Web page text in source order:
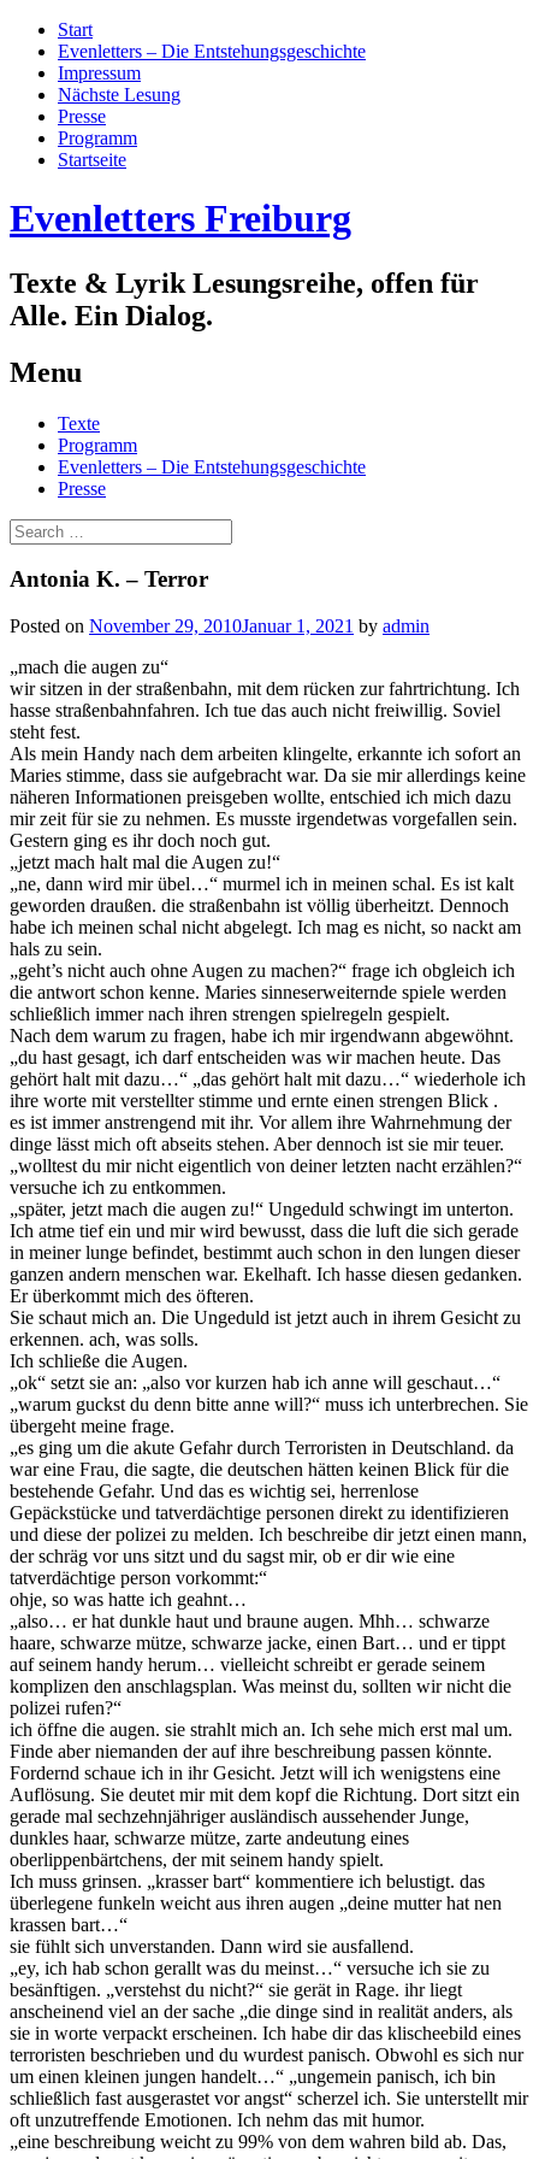
Start
Evenletters – Die Entstehungsgeschichte
Impressum
Nächste Lesung
Presse
Programm
Startseite
Evenletters Freiburg
Texte & Lyrik Lesungsreihe, offen für
Alle. Ein Dialog.
Menu
Skip
content
Texte
Programm
Evenletters – Die Entstehungsgeschichte
Presse
Search
for:
Antonia K. – Terror
Posted on November 29, 2010Januar 1, 2021 by admin
„mach die augen zu“
wir sitzen in der straßenbahn, mit dem rücken zur fahrtrichtung. Ich
hasse straßenbahnfahren. Ich tue das auch nicht freiwillig. Soviel
steht fest.
Als mein Handy nach dem arbeiten klingelte, erkannte ich sofort an
Maries stimme, dass sie aufgebracht war. Da sie mir allerdings keine
näheren Informationen preisgeben wollte, entschied ich mich dazu
mir zeit für sie zu nehmen. Es musste irgendetwas vorgefallen sein.
Gestern ging es ihr doch noch gut.
„jetzt mach halt mal die Augen zu!“
„ne, dann wird mir übel…“ murmel ich in meinen schal. Es ist kalt
geworden draußen. die straßenbahn ist völlig überheitzt. Dennoch
habe ich meinen schal nicht abgelegt. Ich mag es nicht, so nackt am
hals zu sein.
„geht’s nicht auch ohne Augen zu machen?“ frage ich obgleich ich
die antwort schon kenne. Maries sinneserweiternde spiele werden
schließlich immer nach ihren strengen spielregeln gespielt.
Nach dem warum zu fragen, habe ich mir irgendwann abgewöhnt.
„du hast gesagt, ich darf entscheiden was wir machen heute. Das
gehört halt mit dazu…“ „das gehört halt mit dazu…“ wiederhole ich
ihre worte mit verstellter stimme und ernte einen strengen Blick .
es ist immer anstrengend mit ihr. Vor allem ihre Wahrnehmung der
dinge lässt mich oft abseits stehen. Aber dennoch ist sie mir teuer.
„wolltest du mir nicht eigentlich von deiner letzten nacht erzählen?“
versuche ich zu entkommen.
„später, jetzt mach die augen zu!“ Ungeduld schwingt im unterton.
Ich atme tief ein und mir wird bewusst, dass die luft die sich gerade
in meiner lunge befindet, bestimmt auch schon in den lungen dieser
ganzen andern menschen war. Ekelhaft. Ich hasse diesen gedanken.
Er überkommt mich des öfteren.
Sie schaut mich an. Die Ungeduld ist jetzt auch in ihrem Gesicht zu
erkennen. ach, was solls.
Ich schließe die Augen.
„ok“ setzt sie an: „also vor kurzen hab ich anne will geschaut…“
„warum guckst du denn bitte anne will?“ muss ich unterbrechen. Sie
übergeht meine frage.
„es ging um die akute Gefahr durch Terroristen in Deutschland. da
war eine Frau, die sagte, die deutschen hätten keinen Blick für die
bestehende Gefahr. Und das es wichtig sei, herrenlose
Gepäckstücke und tatverdächtige personen direkt zu identifizieren
und diese der polizei zu melden. Ich beschreibe dir jetzt einen mann,
der schräg vor uns sitzt und du sagst mir, ob er dir wie eine
tatverdächtige person vorkommt:“
ohje, so was hatte ich geahnt…
„also… er hat dunkle haut und braune augen. Mhh… schwarze
haare, schwarze mütze, schwarze jacke, einen Bart… und er tippt
auf seinem handy herum… vielleicht schreibt er gerade seinem
komplizen den anschlagsplan. Was meinst du, sollten wir nicht die
polizei rufen?“
ich öffne die augen. sie strahlt mich an. Ich sehe mich erst mal um.
Finde aber niemanden der auf ihre beschreibung passen könnte.
Fordernd schaue ich in ihr Gesicht. Jetzt will ich wenigstens eine
Auflösung. Sie deutet mir mit dem kopf die Richtung. Dort sitzt ein
gerade mal sechzehnjähriger ausländisch aussehender Junge,
dunkles haar, schwarze mütze, zarte andeutung eines
oberlippenbärtchens, der mit seinem handy spielt.
Ich muss grinsen. „krasser bart“ kommentiere ich belustigt. das
überlegene funkeln weicht aus ihren augen „deine mutter hat nen
krassen bart…“
sie fühlt sich unverstanden. Dann wird sie ausfallend.
„ey, ich hab schon gerallt was du meinst…“ versuche ich sie zu
besänftigen. „verstehst du nicht?“ sie gerät in Rage. ihr liegt
anscheinend viel an der sache „die dinge sind in realität anders, als
sie in worte verpackt erscheinen. Ich habe dir das klischeebild eines
terroristen beschrieben und du wurdest panisch. Obwohl es sich nur
um einen kleinen jungen handelt…“ „ungemein panisch, ich bin
schließlich fast ausgerastet vor angst“ scherzel ich. Sie unterstellt mir
oft unzutreffende Emotionen. Ich nehm das mit humor.
„eine beschreibung weicht zu 99% von dem wahren bild ab. Das,